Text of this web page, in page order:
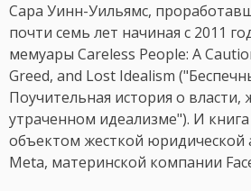
Сара Уинн-Уильямс,
почти семь лет начиная с 2011
мемуары Careless People: A
Greed, and Lost Idealism
Поучительная история о власти,
утраченном идеализме"). И книга
объектом жесткой юридической
Meta, материнской компании